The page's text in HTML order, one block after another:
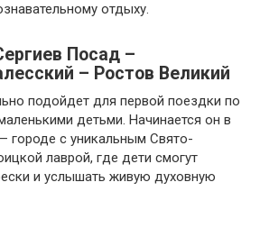
отдыху.
Посад –
– Ростов Великий
подойдет для первой поездки по
детьми. Начинается он в
городе с уникальным Свято-
лаврой, где дети смогут
и услышать живую духовную